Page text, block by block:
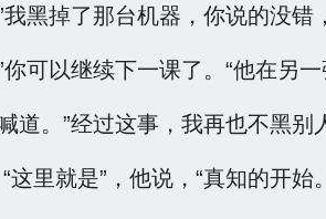
我黑掉了那台机器，你说的没
你可以继续下一课了。“他在另
道。”经过这事，我再也不黑别
这里就是”，他说，“真知的开始